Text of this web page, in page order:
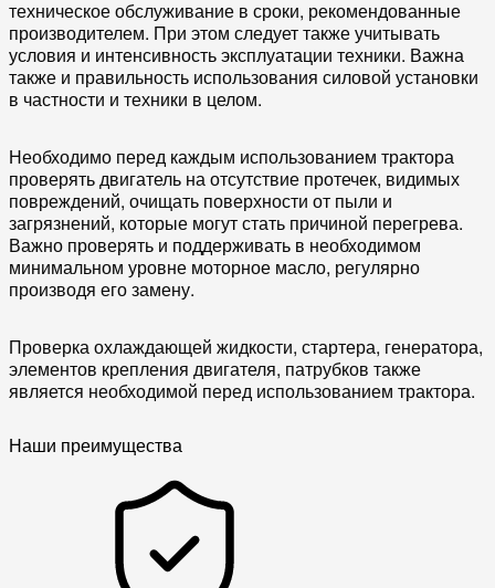
техническое обслуживание в сроки, рекомендованные
производителем. При этом следует также учитывать
условия и интенсивность эксплуатации техники. Важна
также и правильность использования силовой установки
в частности и техники в целом.
Необходимо перед каждым использованием трактора
проверять двигатель на отсутствие протечек, видимых
повреждений, очищать поверхности от пыли и
загрязнений, которые могут стать причиной перегрева.
Важно проверять и поддерживать в необходимом
минимальном уровне моторное масло, регулярно
производя его замену.
Проверка охлаждающей жидкости, стартера, генератора,
элементов крепления двигателя, патрубков также
является необходимой перед использованием трактора.
Наши преимущества